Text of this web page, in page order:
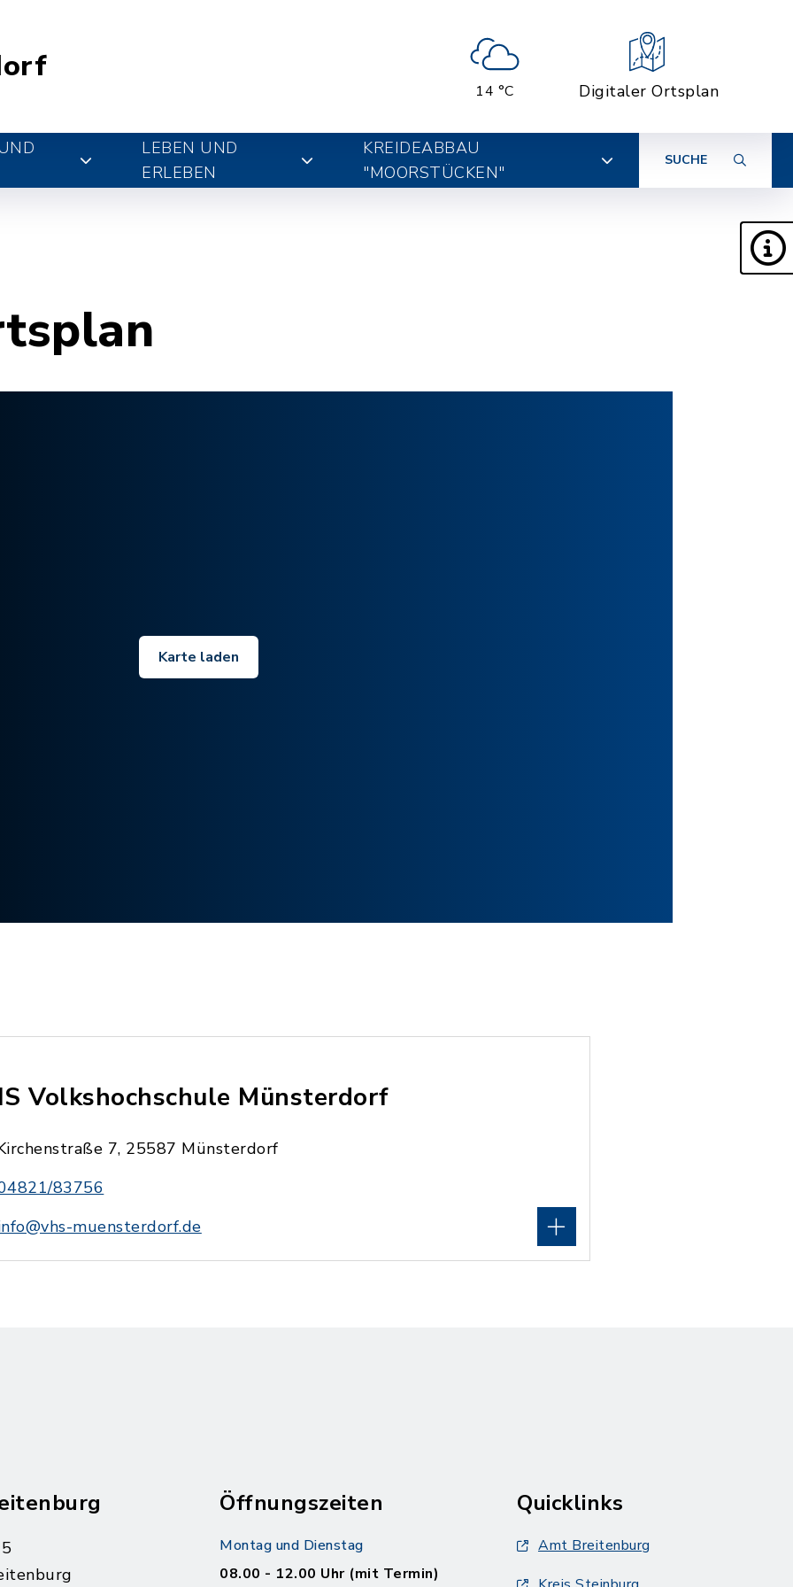
14 °C Digitaler Ortsplan
LEBEN UND
ERLEBEN
KREIDEABBAU
"MOORSTÜCKEN"
SUCHE
Karte laden
Volkshochschule Münsterdorf
7, 25587 Münsterdorf
83756
muensterdorf.de
Öffnungszeiten
Montag und Dienstag
08.00 - 12.00 Uhr (mit Termin)
Quicklinks
Amt Breitenburg